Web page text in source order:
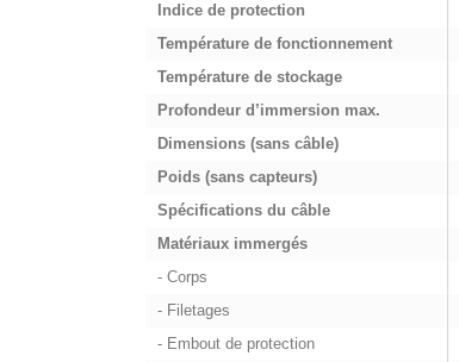
Indice de protection
Température de fonctionnement
Température de stockage
Profondeur d’immersion max.
Dimensions (sans câble)
Poids (sans capteurs)
Spécifications du câble
Matériaux immergés
- Corps
- Filetages
- Embout de protection